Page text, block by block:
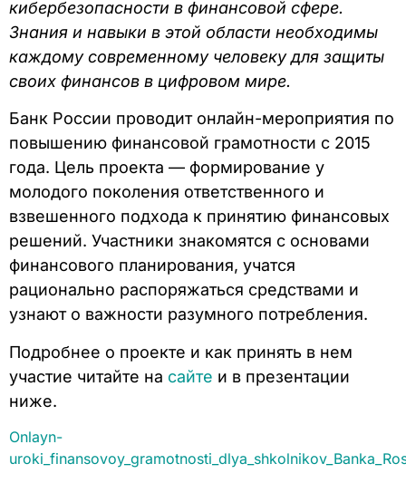
кибербезопасности в финансовой сфере.
Знания и навыки в этой области необходимы
каждому современному человеку для защиты
своих финансов в цифровом мире.
Банк России проводит онлайн-мероприятия по
повышению финансовой грамотности с 2015
года. Цель проекта — формирование у
молодого поколения ответственного и
взвешенного подхода к принятию финансовых
решений. Участники знакомятся с основами
финансового планирования, учатся
рационально распоряжаться средствами и
узнают о важности разумного потребления.
Подробнее о проекте и как принять в нем
участие читайте на сайте и в презентации
ниже.
Onlayn-